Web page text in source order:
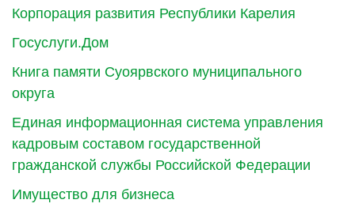
Корпорация развития Республики Карелия
Госуслуги.Дом
Книга памяти Суоярвского муниципального
округа
Единая информационная система управления
кадровым составом государственной
гражданской службы Российской Федерации
Имущество для бизнеса